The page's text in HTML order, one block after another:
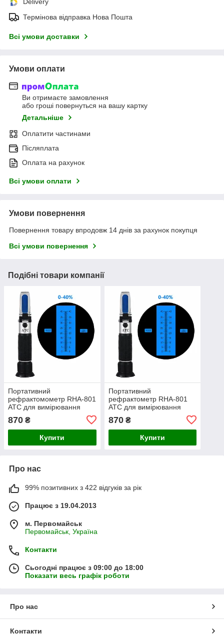
Термінова відправка Нова Пошта
Всі умови доставки
Умови оплати
Ви отримаєте замовлення
або гроші повернуться на вашу картку
Детальніше
Оплатити частинами
Післяплата
Оплата на рахунок
Всі умови оплати
Умови повернення
Повернення товару впродовж 14 днів за рахунок покупця
Всі умови повернення
Подібні товари компанії
Портативний
рефрактомометр RHA-801
ATC для вимірювання
AdBlue
870 ₴
Купити
Портативний
рефрактометр RHA-801
ATC для вимірювання
AdBlue
870₴
Купити
Про нас
99% позитивних з 422 відгуків за рік
Працює з 19.04.2013
м. Первомайськ
Первомайськ, Україна
Контакти
Сьогодні працює з 09:00 до 18:00
Показати весь графік роботи
Про нас
Контакти